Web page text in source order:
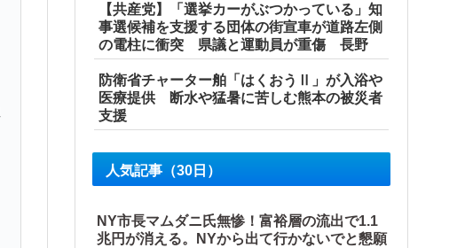
【共産党】「選挙カーがぶつかっている」知
事選候補を支援する団体の街宣車が道路左側
の電柱に衝突 県議と運動員が重傷 長野
防衛省チャーター舶「はくおうⅡ」が入浴や
医療提供 断水や猛暑に苦しむ熊本の被災者
支援
人気記事（30日）
NY市長マムダニ氏無惨！富裕層の流出で1.1
兆円が消える。NYから出て行かないでと懇願